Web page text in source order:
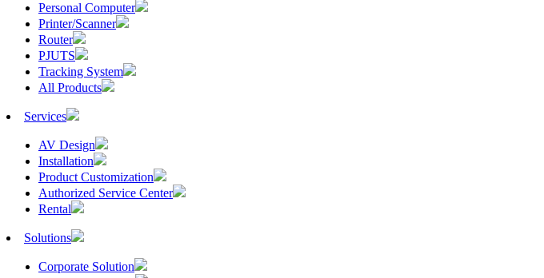
Personal Computer
Printer/Scanner
Router
PJUTS
Tracking System
All Products
Services
AV Design
Installation
Product Customization
Authorized Service Center
Rental
Solutions
Corporate Solution